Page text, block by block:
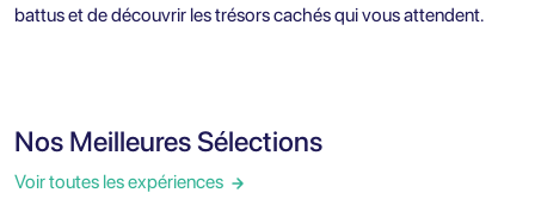
battus et de découvrir les trésors cachés qui vous attendent.
Nos Meilleures Sélections
Voir toutes les expériences